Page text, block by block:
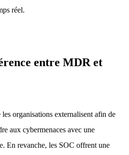
réel.
entre MDR et
organisations externalisent afin de
aux cybermenaces avec une
En revanche, les SOC offrent une